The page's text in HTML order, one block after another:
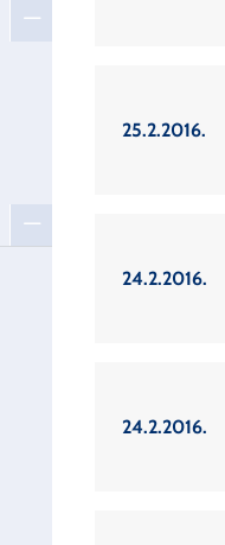
25.2.2016.
24.2.2016.
24.2.2016.